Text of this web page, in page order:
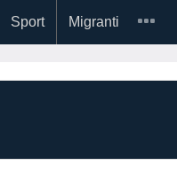
Sport Migranti